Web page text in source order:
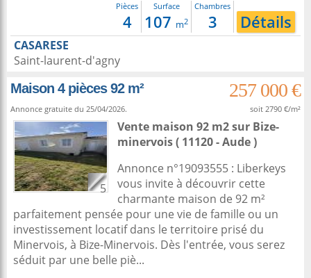
Pièces
4
Surface
107 m2
Chambres
3 Détails
CASARESE
Saint-laurent-d'agny
Maison 4 pièces 92 m²
257 000 €
Annonce gratuite du 25/04/2026. soit 2790 €/m²
5
Vente maison 92 m2sur Bize-
minervois( 11120 - Aude )
Annonce n°19093555 : Liberkeys
vous invite à découvrir cette
charmante maison de 92 m²
parfaitement pensée pour une vie de famille ou un
investissement locatif dans le territoire prisé du
Minervois, à Bize-Minervois. Dès l'entrée, vous serez
séduit par une belle piè...